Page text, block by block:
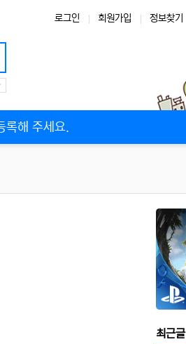
로그인 회원가입 정보찾기
킨
록해 주세요.
최근글